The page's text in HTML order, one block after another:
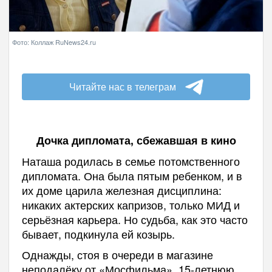
Фото: Коллаж RuNews24.ru
Читайте нас в телеграм
Дочка дипломата, сбежавшая в кино
Наташа родилась в семье потомственного
дипломата. Она была пятым ребенком, и в
их доме царила железная дисциплина:
никаких актерских капризов, только МИД и
серьёзная карьера. Но судьба, как это часто
бывает, подкинула ей козырь.
Однажды, стоя в очереди в магазине